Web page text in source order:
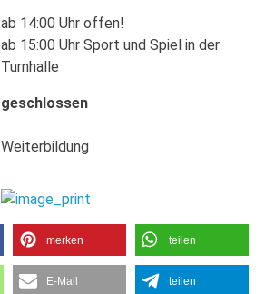
ab 14:00 Uhr offen!
ab 15:00 Uhr Sport und Spiel in der
Turnhalle
geschlossen
Weiterbildung
merken teilen
E-Mail teilen